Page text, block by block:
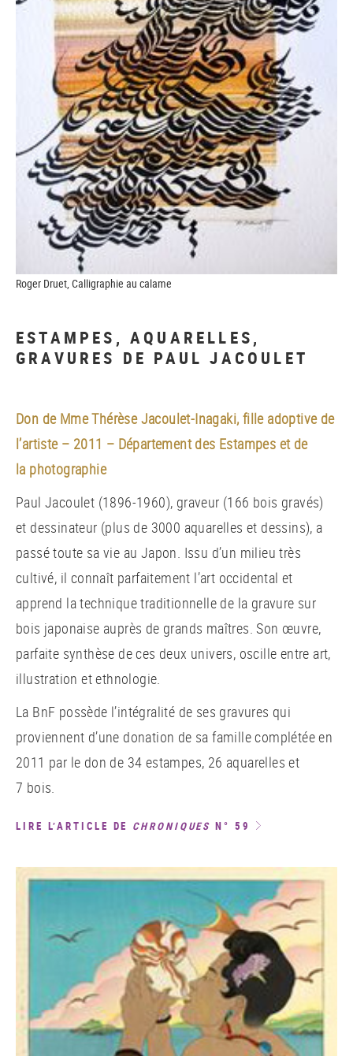
Roger Druet, Calligraphie au calame
ESTAMPES, AQUARELLES,
GRAVURES DE PAUL JACOULET
Don de Mme Thérèse Jacoulet-Inagaki, fille adoptive de
l’artiste – 2011 – Département des Estampes et de
la photographie
Paul Jacoulet (1896-1960), graveur (166 bois gravés)
et dessinateur (plus de 3000 aquarelles et dessins), a
passé toute sa vie au Japon. Issu d’un milieu très
cultivé, il connaît parfaitement l’art occidental et
apprend la technique traditionnelle de la gravure sur
bois japonaise auprès de grands maîtres. Son œuvre,
parfaite synthèse de ces deux univers, oscille entre art,
illustration et ethnologie.
La BnF possède l’intégralité de ses gravures qui
proviennent d’une donation de sa famille complétée en
2011 par le don de 34 estampes, 26 aquarelles et
7 bois.
LIRE L’ARTICLE DE CHRONIQUES N° 59